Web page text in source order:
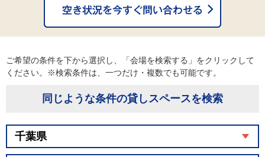
ご希望の条件を下から選択し、「会場を検索する」をクリックして
ください。※検索条件は、一つだけ・複数でも可能です。
同じような条件の貸しスペースを検索